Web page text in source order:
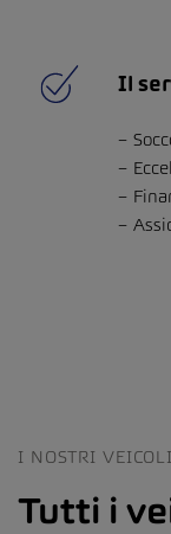
Il
I NOSTRI VEICOLI
Tutti i